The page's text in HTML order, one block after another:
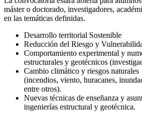
máster o doctorado, investigadores,
en las temáticas definidas.
Desarrollo territorial Sostenible
Reducción del Riesgo y
Comportamiento experimental y
estructurales y geotécnicos
Cambio climático y riesgos naturales
(incendios, viento, huracanes,
entre otros).
Nuevas técnicas de enseñanza y
ingenierías estructural y geotécnica.